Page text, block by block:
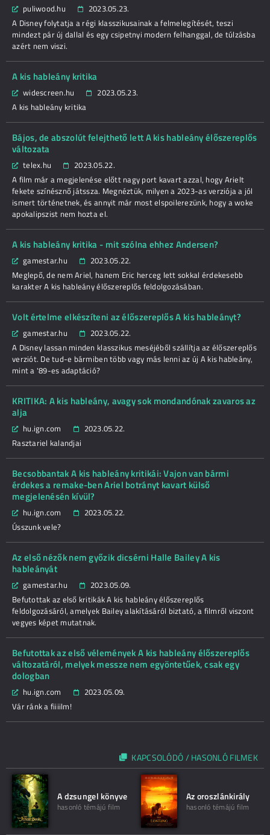
puliwood.hu
2023.05.23.
A Disney folytatja a régi klasszikusainak a felmelegítését, teszi
mindezt pár új dallal és egy csipetnyi modern felhanggal, de túlzásba
azért nem viszi.
A kis hableány kritika
widescreen.hu
2023.05.23.
A kis hableány kritika
Bájos, de abszolút felejthető lett A kis hableány élőszereplős
változata
telex.hu
2023.05.22.
A film már a megjelenése előtt nagy port kavart azzal, hogy Arielt
fekete színésznő játssza. Megnéztük, milyen a 2023-as verziója a jól
ismert történetnek, és annyit már most elspoilerezünk, hogy a woke
apokalipszist nem hozta el.
A kis hableány kritika - mit szólna ehhez Andersen?
gamestar.hu
2023.05.22.
Meglepő, de nem Ariel, hanem Eric herceg lett sokkal érdekesebb
karakter A kis hableány élőszereplős feldolgozásában.
Volt értelme elkészíteni az élőszereplős A kis hableányt?
gamestar.hu
2023.05.22.
A Disney lassan minden klasszikus meséjéből szállítja az élőszereplős
verziót. De tud-e bármiben több vagy más lenni az új A kis hableány,
mint a '89-es adaptáció?
KRITIKA: A kis hableány, avagy sok mondandónak zavaros az
alja
hu.ign.com
2023.05.22.
Rasztariel kalandjai
Becsobbantak A kis hableány kritikái: Vajon van bármi
érdekes a remake-ben Ariel botrányt kavart külső
megjelenésén kívül?
hu.ign.com
2023.05.22.
Ússzunk vele?
Az első nézők nem győzik dicsérni Halle Bailey A kis
hableányát
gamestar.hu
2023.05.09.
Befutottak az első kritikák A kis hableány élőszereplős
feldolgozásáról, amelyek Bailey alakításáról biztató, a filmről viszont
vegyes képet mutatnak.
Befutottak az első vélemények A kis hableány élőszereplős
változatáról, melyek messze nem egyöntetűek, csak egy
dologban
hu.ign.com
2023.05.09.
Vár ránk a fiiiilm!
KAPCSOLÓDÓ / HASONLÓ FILMEK
A dzsungel könyve
hasonló témájú film
Az oroszlánkirály
hasonló témájú film